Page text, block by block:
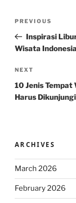
Previous
Post
PREVIOUS
Inspirasi
Wisata Indonesia
Next
Post
NEXT
10 Jenis
Harus Dikunjungi
ARCHIVES
March 2026
February 2026